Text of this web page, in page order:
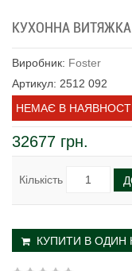
КУХОННА ВИТЯЖКА
Виробник: Foster
Артикул: 2512 092
НЕМАЄ В
32677 грн.
Кількість
КУПИТИ В ОДИН